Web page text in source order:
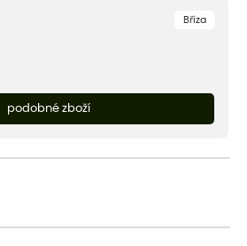
Bříza
podobné zboží